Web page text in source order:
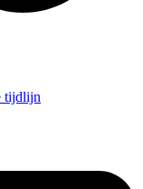
tijdlijn